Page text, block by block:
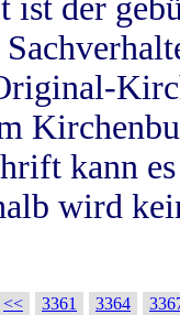
ist der
kann
wird
<< 3361 3364